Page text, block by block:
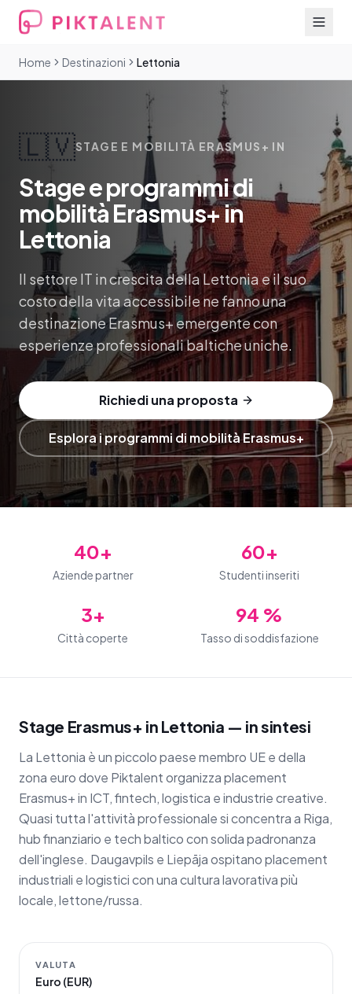
Home Destinazioni Lettonia
🇱🇻STAGE E MOBILITÀ ERASMUS+ IN
Stage e programmi di
mobilità Erasmus+ in
Lettonia
Il settore IT in crescita della Lettonia e il suo
costo della vita accessibile ne fanno una
destinazione Erasmus+ emergente con
esperienze professionali baltiche uniche.
Richiedi una proposta
Esplora i programmi di mobilità Erasmus+
40+
Aziende partner
60+
Studenti inseriti
3+
Città coperte
94 %
Tasso di soddisfazione
Stage Erasmus+ in Lettonia — in sintesi
La Lettonia è un piccolo paese membro UE e della
zona euro dove Piktalent organizza placement
Erasmus+ in ICT, fintech, logistica e industrie creative.
Quasi tutta l'attività professionale si concentra a Riga,
hub finanziario e tech baltico con solida padronanza
dell'inglese. Daugavpils e Liepāja ospitano placement
industriali e logistici con una cultura lavorativa più
locale, lettone/russa.
VALUTA
Euro (EUR)